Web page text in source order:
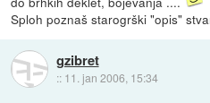
Sploh poznaš starogrški "opis"
gzibret
:: 11. jan 2006, 15:34